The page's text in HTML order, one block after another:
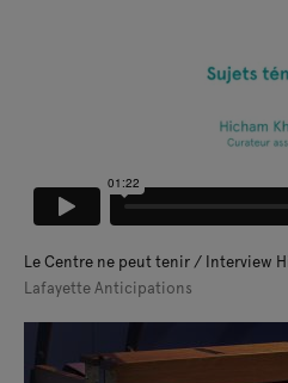
Le Centre ne peut tenir / Interview
Lafayette Anticipations